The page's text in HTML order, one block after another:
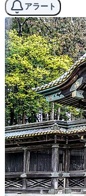
アラート